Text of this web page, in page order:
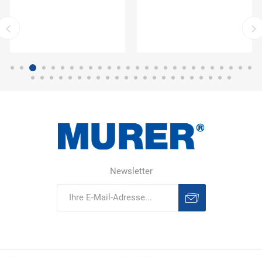
Newsletter